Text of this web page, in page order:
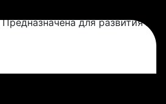
для развития